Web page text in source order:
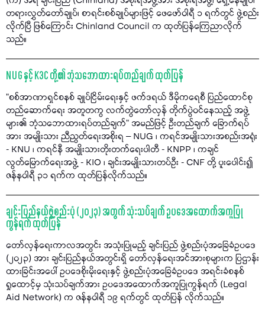
တရားလွှတ်တော်ချုပ်၊ စာရင်းစစ်ချုပ်များဖြင့် ဖေဖော်ဝါရီ ၁ ရက်တွင် ဖွဲ့စည်း
လိုက်ပြီ ဖြစ်ကြောင်း Chinland Council က ထုတ်ပြန်ကြေညာလိုက်
သည်။
NUG နှင့် K3C တို့၏ ဘုံသဘောထားရပ်တည်ချက် ထုတ်ပြန်
"စစ်အာဏာရှင်စနစ် ချုပ်ငြိမ်းရေးနှင့် ဖက်ဒရယ် ဒီမိုကရေစီ ပြည်ထောင်စု
တည်ဆောက်ရေး အတူတကွ လက်တွဲတော်လှန် တိုက်ပွဲဝင်နေသည့် အဖွဲ့
များ၏ ဘုံသဘောထားရပ်တည်ချက်" အမည်ဖြင့် ဦးတည်ချက် ခြောက်ရပ်
အား အမျိုးသား ညီညွတ်ရေးအစိုးရ – NUG ၊ ကရင်အမျိုးသားအစည်းအရုံး
- KNU ၊ ကရင်နီ အမျိုးသားတိုးတက်ရေးပါတီ - KNPP ၊ ကချင်
လွတ်မြောက်ရေးအဖွဲ့ - KIO ၊ ချင်းအမျိုးသားတပ်ဦး - CNF တို့ ပူးပေါင်း၍
ဇန်နဝါရီ ၃၁ ရက်က ထုတ်ပြန်လိုက်သည်။
ချင်းပြည်နယ်ဖွဲ့စည်းပုံ (၂၀၂၃) အတွက် သုံးသပ်ချက် ဥပဒေအထောက်အကူပြု
ကွန်ရက် ထုတ်ပြန်
တော်လှန်ရေးကာလအတွင်း အသုံးပြုမည့် ချင်းပြည် ဖွဲ့စည်းပုံအခြေခံဥပဒေ
(၂၀၂၃) အား ချင်းပြည်နယ်အတွင်းရှိ တော်လှန်ရေးအင်အားစုများက ပြဌာန်း
ထားခြင်းအပေါ် ဥပဒေစိုးမိုးရေးနှင့် ဖွဲ့စည်းပုံအခြေခံဥပဒေ အရင်းခံစနစ်
ရှုထောင့်မှ သုံးသပ်ချက်အား ဥပဒေအထောက်အကူပြုကွန်ရက် (Legal
Aid Network) က ဇန်နဝါရီ ၁၉ ရက်တွင် ထုတ်ပြန် လိုက်သည်။